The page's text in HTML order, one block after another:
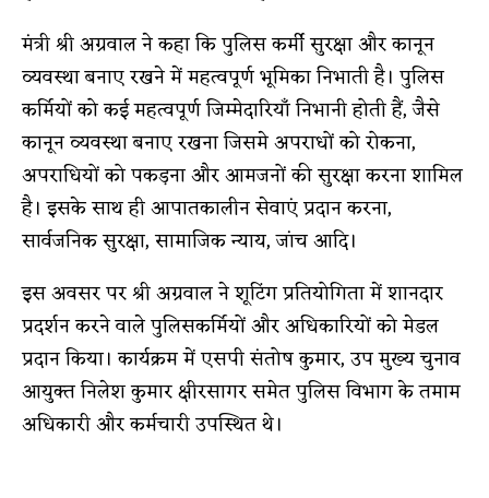
मंत्री श्री अग्रवाल ने कहा कि पुलिस कर्मी सुरक्षा और कानून
व्यवस्था बनाए रखने में महत्वपूर्ण भूमिका निभाती है। पुलिस
कर्मियों को कई महत्वपूर्ण जिम्मेदारियाँ निभानी होती हैं, जैसे
कानून व्यवस्था बनाए रखना जिसमे अपराधों को रोकना,
अपराधियों को पकड़ना और आमजनों की सुरक्षा करना शामिल
है। इसके साथ ही आपातकालीन सेवाएं प्रदान करना,
सार्वजनिक सुरक्षा, सामाजिक न्याय, जांच आदि।
इस अवसर पर श्री अग्रवाल ने शूटिंग प्रतियोगिता में शानदार
प्रदर्शन करने वाले पुलिसकर्मियों और अधिकारियों को मेडल
प्रदान किया। कार्यक्रम में एसपी संतोष कुमार, उप मुख्य चुनाव
आयुक्त निलेश कुमार क्षीरसागर समेत पुलिस विभाग के तमाम
अधिकारी और कर्मचारी उपस्थित थे।